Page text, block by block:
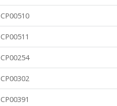
CP00510
CP00511
CP00254
CP00302
CP00391